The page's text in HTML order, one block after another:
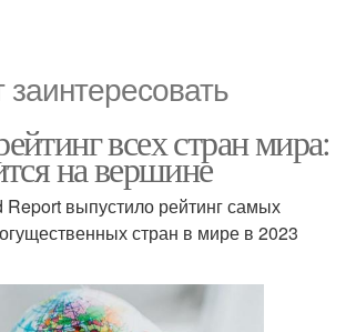
всех стран мира:
на вершине
выпустило рейтинг самых
стран в мире в 2023